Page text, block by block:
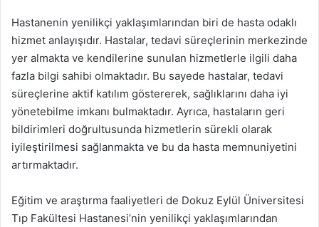
Hastanenin yenilikçi yaklaşımlarından biri de hasta odaklı
hizmet anlayışıdır. Hastalar, tedavi süreçlerinin merkezinde
yer almakta ve kendilerine sunulan hizmetlerle ilgili daha
fazla bilgi sahibi olmaktadır. Bu sayede hastalar, tedavi
süreçlerine aktif katılım göstererek, sağlıklarını daha iyi
yönetebilme imkanı bulmaktadır. Ayrıca, hastaların geri
bildirimleri doğrultusunda hizmetlerin sürekli olarak
iyileştirilmesi sağlanmakta ve bu da hasta memnuniyetini
artırmaktadır.
Eğitim ve araştırma faaliyetleri de Dokuz Eylül Üniversitesi
Tıp Fakültesi Hastanesi’nin yenilikçi yaklaşımlarından